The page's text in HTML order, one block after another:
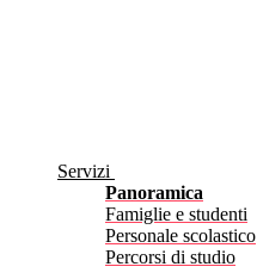
Servizi
Panoramica
Famiglie e studenti
Personale scolastico
Percorsi di studio